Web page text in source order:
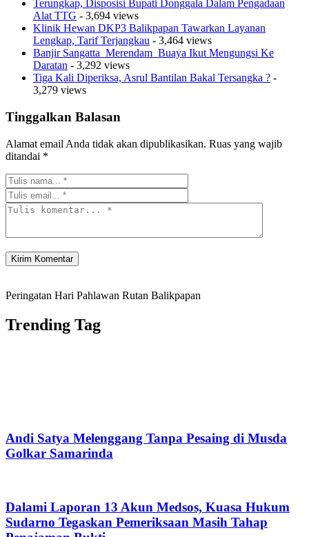
Terungkap, Disposisi Bupati Donggala Dalam Pengadaan
Alat TTG - 3,694 views
Klinik Hewan DKP3 Balikpapan Tawarkan Layanan
Lengkap, Tarif Terjangkau - 3,464 views
Banjir Sangatta Merendam Buaya Ikut Mengungsi Ke
Daratan - 3,292 views
Tiga Kali Diperiksa, Asrul Bantilan Bakal Tersangka ? -
3,279 views
Tinggalkan Balasan
Alamat email Anda tidak akan dipublikasikan. Ruas yang wajib
ditandai *
Peringatan Hari Pahlawan Rutan Balikpapan
Trending Tag
Andi Satya Melenggang Tanpa Pesaing di Musda
Golkar Samarinda
Dalami Laporan 13 Akun Medsos, Kuasa Hukum
Sudarno Tegaskan Pemeriksaan Masih Tahap